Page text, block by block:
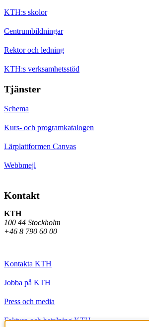
KTH:s skolor
Centrumbildningar
Rektor och ledning
KTH:s verksamhetsstöd
Tjänster
Schema
Kurs- och programkatalogen
Lärplattformen Canvas
Webbmejl
Kontakt
KTH
100 44 Stockholm
+46 8 790 60 00
Kontakta KTH
Jobba på KTH
Press och media
Faktura och betalning KTH